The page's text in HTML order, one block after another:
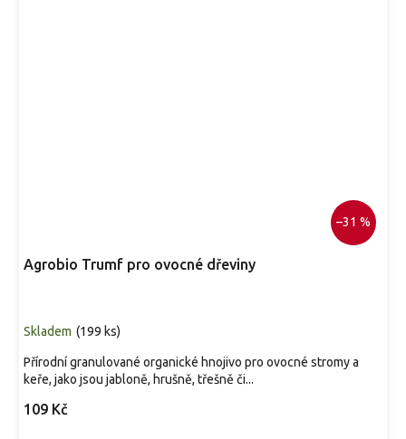
–31 %
Agrobio Trumf pro ovocné dřeviny
Skladem (199 ks)
109 Kč
Přírodní granulované organické hnojivo pro ovocné stromy a
keře, jako jsou jabloně, hrušně, třešně či...